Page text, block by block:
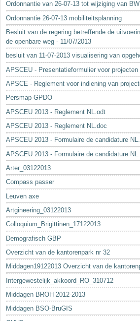
Ordonnantie van 26-07-13 tot wijziging van
Ordonnantie 26-07-13 mobiliteitsplanning
Besluit van de regering betreffende de
de openbare weg - 11/07/2013
besluit van 11-07-2013 visualisering van
APSCEU - Presentatieformulier voor projecten
APSCE - Reglement voor indiening van
Persmap GPDO
APSCEU 2013 - Reglement NL.odt
APSCEU 2013 - Reglement NL.doc
APSCEU 2013 - Formulaire de candidature
APSCEU 2013 - Formulaire de candidature
Arter_03122013
Compass passer
Leuven axe
Artgineering_03122013
Colloquium_Brigittinen_17122013
Demografisch GBP
Overzicht van de kantorenpark nr 32
Middagen19122013 Overzicht van de
Intergewestelijk_akkoord_RO_310712
Middagen BROH 2012-2013
Middagen BSO-BruGIS